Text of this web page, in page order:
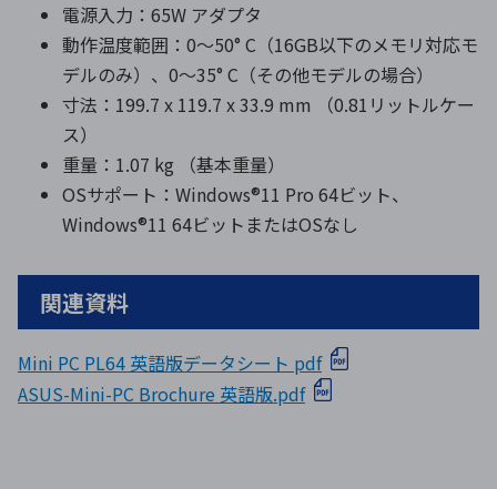
電源入力：65W アダプタ
動作温度範囲：0～50° C（16GB以下のメモリ対応モ
デルのみ）、0～35° C（その他モデルの場合）
寸法：199.7 x 119.7 x 33.9 mm （0.81リットルケー
ス）
重量：1.07 kg （基本重量）
OSサポート：Windows®11 Pro 64ビット、
Windows®11 64ビットまたはOSなし
関連資料
Mini PC PL64 英語版データシート pdf
ASUS-Mini-PC Brochure 英語版.pdf